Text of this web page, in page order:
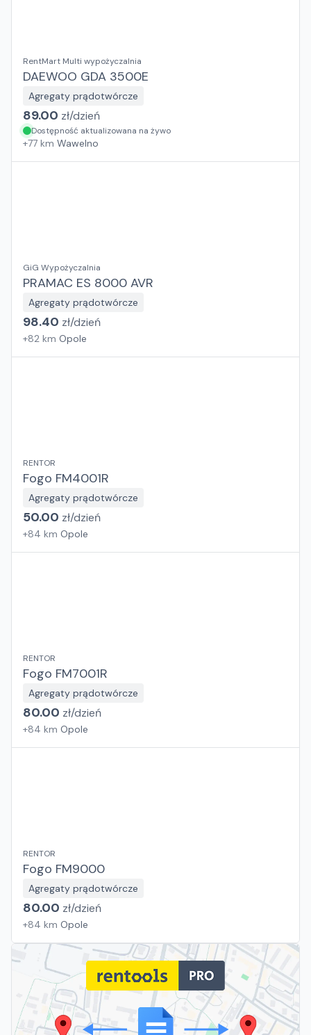
RentMart Multi wypożyczalnia
DAEWOO GDA 3500E
Agregaty prądotwórcze
89.00 zł/dzień
Dostępność aktualizowana na żywo
+77 km Wawelno
GiG Wypożyczalnia
PRAMAC ES 8000 AVR
Agregaty prądotwórcze
98.40 zł/dzień
+82 km Opole
RENTOR
Fogo FM4001R
Agregaty prądotwórcze
50.00 zł/dzień
+84 km Opole
RENTOR
Fogo FM7001R
Agregaty prądotwórcze
80.00 zł/dzień
+84 km Opole
RENTOR
Fogo FM9000
Agregaty prądotwórcze
80.00 zł/dzień
+84 km Opole